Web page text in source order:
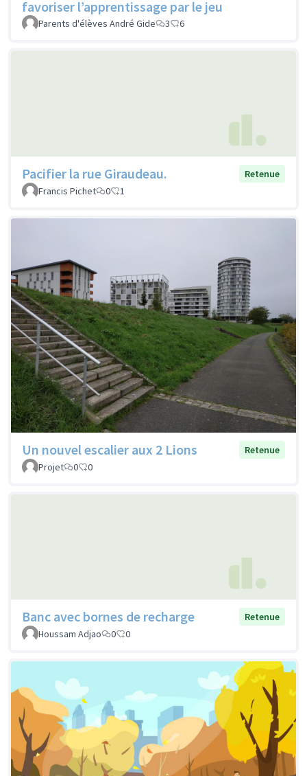
favoriser l’apprentissage par le jeu
Parents d'élèves André Gide 3 6
Pacifier la rue Giraudeau.
Retenue
Francis Pichet
0 1
Un nouvel escalier aux 2 Lions
Retenue
Projet
0 0
Banc avec bornes de recharge
Retenue
Houssam Adjao
0 0